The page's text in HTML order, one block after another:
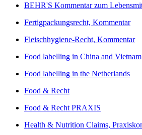
BEHR'S Kommentar zum
Fertigpackungsrecht, Kommentar
Fleischhygiene-Recht, Kommentar
Food labelling in China and Vietnam
Food labelling in the Netherlands
Food & Recht
Food & Recht PRAXIS
Health & Nutrition Claims,